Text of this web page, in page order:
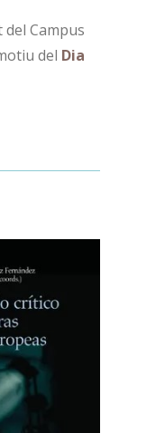
Campus
del Dia